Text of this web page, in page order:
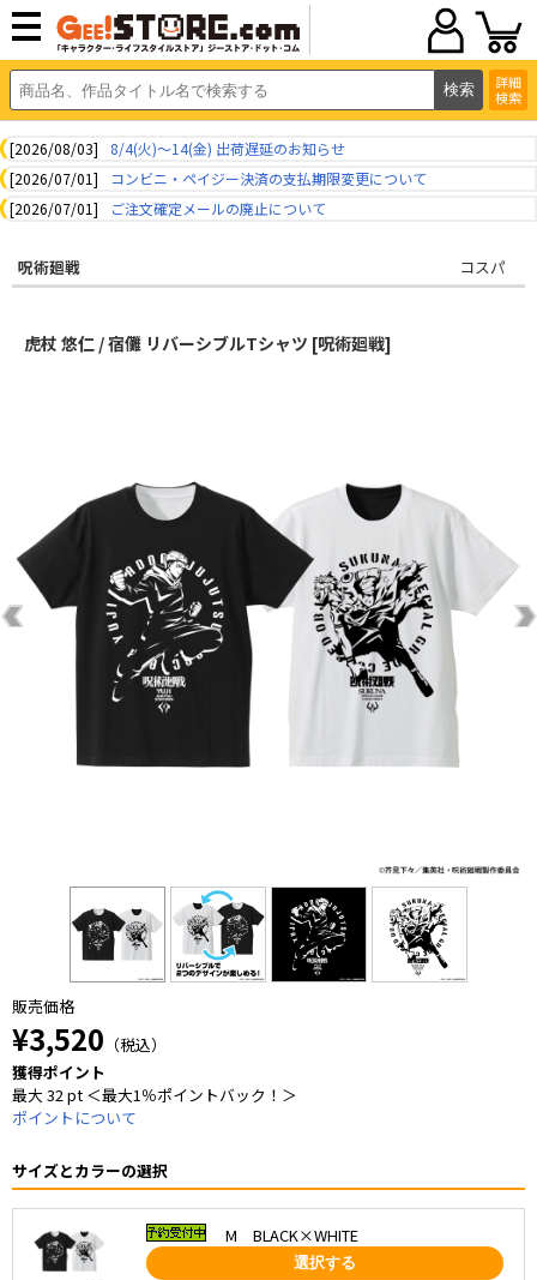
詳細
検索
[2026/08/03]
8/4(火)～14(金) 出荷遅延のお知らせ
[2026/07/01]
コンビニ・ペイジー決済の支払期限変更について
[2026/07/01]
ご注文確定メールの廃止について
呪術廻戦 コスパ
虎杖 悠仁 / 宿儺 リバーシブルTシャツ [呪術廻戦]
販売価格
¥3,520 （税込）
獲得ポイント
最大 32 pt ＜最大1％ポイントバック！＞
ポイントについて
サイズとカラーの選択
M BLACK×WHITE
選択する